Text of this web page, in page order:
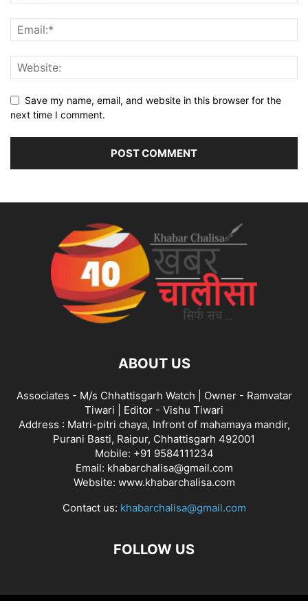
Save my name, email, and website in this browser for the
next time I comment.
ABOUT US
Associates - M/s Chhattisgarh Watch | Owner - Ramvatar
Tiwari | Editor - Vishu Tiwari
Address : Matri-pitri chaya, Infront of mahamaya mandir,
Purani Basti, Raipur, Chhattisgarh 492001
Mobile: +91 9584111234
Email: khabarchalisa@gmail.com
Website: www.khabarchalisa.com
Contact us: khabarchalisa@gmail.com
FOLLOW US